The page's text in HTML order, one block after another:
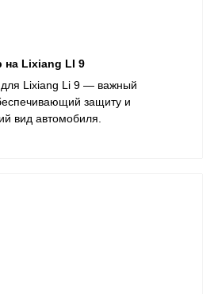
на Lixiang LI 9
Lixiang Li 9 — важный
защиту и
вид автомобиля.